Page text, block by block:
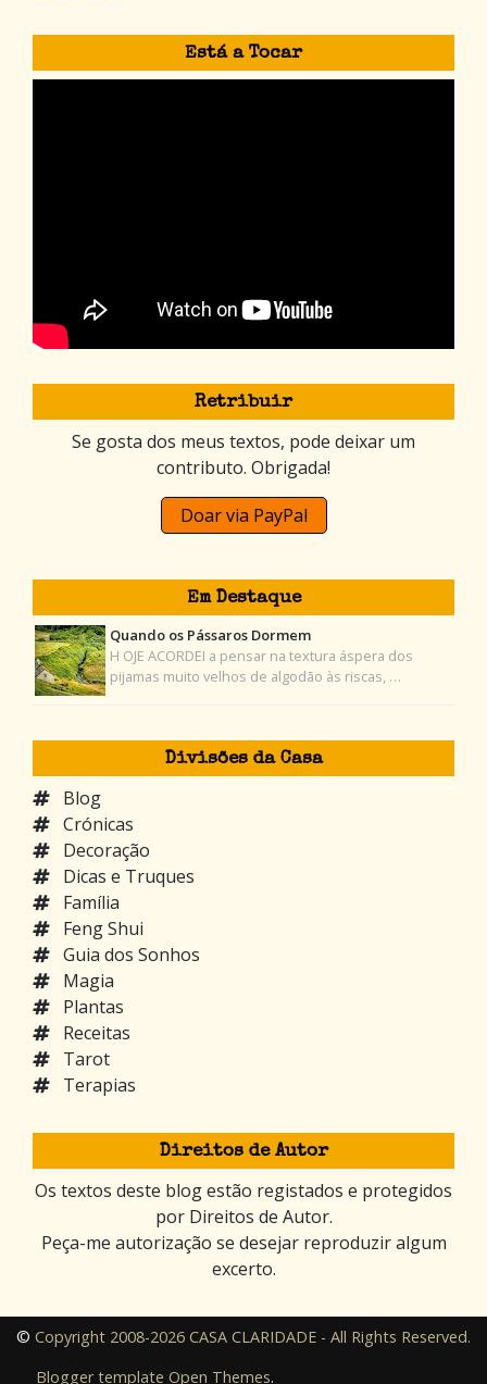
Está a Tocar
Retribuir
Se gosta dos meus textos, pode deixar um
contributo. Obrigada!
Doar via PayPal
Em Destaque
Quando os Pássaros Dormem
H OJE ACORDEI a pensar na textura áspera dos
pijamas muito velhos de algodão às riscas, …
Divisões da Casa
Blog
Crónicas
Decoração
Dicas e Truques
Família
Feng Shui
Guia dos Sonhos
Magia
Plantas
Receitas
Tarot
Terapias
Direitos de Autor
Os textos deste blog estão registados e protegidos
por Direitos de Autor.
Peça-me autorização se desejar reproduzir algum
excerto.
© Copyright 2008-2026 CASA CLARIDADE - All Rights Reserved.
Blogger template Open Themes.